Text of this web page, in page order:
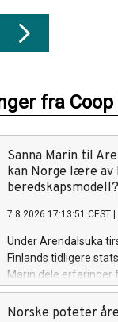
fra Coop
Sanna Marin til
kan Norge lære av
beredskapsmodell?
7.8.2026 17:13:51 CEST
Under Arendalsuka
Finlands tidligere
Marin dele erfaringer
praksis og fortelle
bygget et av verdens
Norske poteter